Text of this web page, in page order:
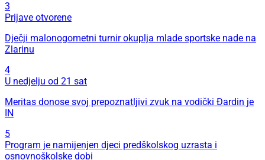
3
Prijave otvorene
Dječji malonogometni turnir okuplja mlade sportske nade na
Zlarinu
4
U nedjelju od 21 sat
Meritas donose svoj prepoznatljivi zvuk na vodički Đardin je
IN
5
Program je namijenjen djeci predškolskog uzrasta i
osnovnoškolske dobi